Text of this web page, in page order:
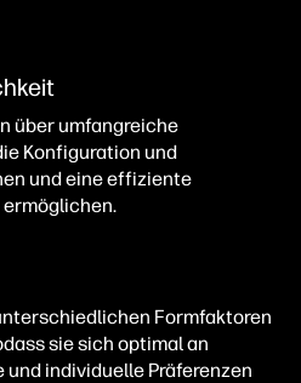
über umfangreiche
Konfiguration und
und eine effiziente
Formfaktoren
sie sich optimal an
individuelle Präferenzen